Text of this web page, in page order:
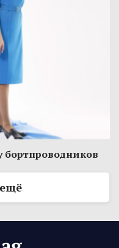
бортпроводников